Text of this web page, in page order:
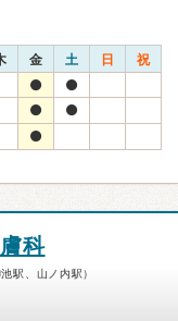
金 土 日 祝
科
駅、山ノ内駅）